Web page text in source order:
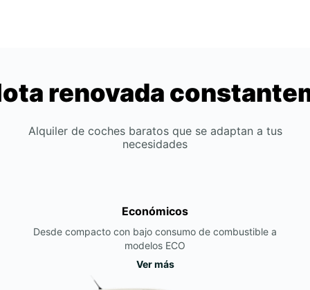
renovada
Alquiler de coches baratos que se adaptan a tus
necesidades
Económicos
Desde compacto con bajo consumo de combustible a
modelos ECO
Ver más